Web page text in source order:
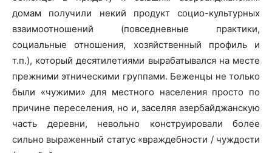
домам получили некий продукт социо-культурных
взаимоотношений (повседневные практики,
социальные отношения, хозяйственный профиль и
т.п.), который десятилетиями вырабатывался на месте
прежними этническими группами. Беженцы не только
были «чужими» для местного населения просто по
причине переселения, но и, заселяя азербайджанскую
часть деревни, невольно конструировали более
сильно выраженный статус «враждебности / чуждости